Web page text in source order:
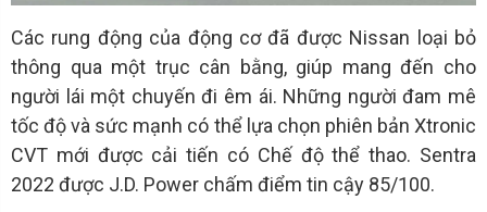
Các rung động của động cơ đã được Nissan loại bỏ
thông qua một trục cân bằng, giúp mang đến cho
người lái một chuyến đi êm ái. Những người đam mê
tốc độ và sức mạnh có thể lựa chọn phiên bản Xtronic
CVT mới được cải tiến có Chế độ thể thao. Sentra
2022 được J.D. Power chấm điểm tin cậy 85/100.